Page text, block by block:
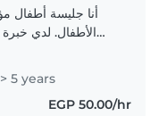
أنا جليسة أطفال
5 years
EGP 50.00/hr